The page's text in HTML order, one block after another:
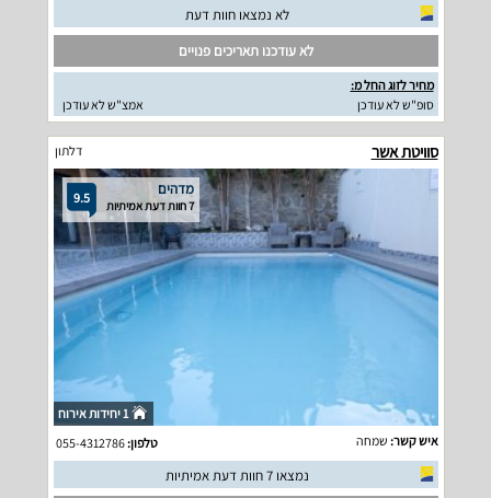
לא נמצאו חוות דעת
לא עודכנו תאריכים פנויים
מחיר לזוג החל מ:
סופ"ש לא עודכן
אמצ"ש לא עודכן
סוויטת אשר דלתון
9.5 מדהים
7 חוות דעת אמיתיות
1 יחידות אירוח
איש קשר: שמחה טלפון:055-4312786
נמצאו 7 חוות דעת אמיתיות